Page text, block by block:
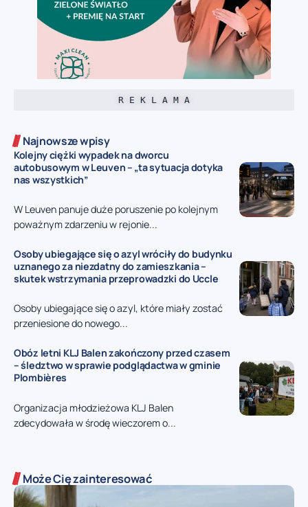
R E K L A M A
Najnowsze wpisy
Kolejny ciężki wypadek na dworcu
autobusowym w Leuven – „ta sytuacja dotyka
nas wszystkich”
W Leuven panuje duże poruszenie po kolejnym
poważnym zdarzeniu w rejonie...
Osoby ubiegające się o azyl wróciły do budynku
uznanego za niezdatny do zamieszkania –
skutek wstrzymania przeprowadzki do Uccle
Osoby ubiegające się o azyl, które miały zostać
przeniesione do nowego...
Obóz letni KLJ Balen zakończony przed czasem
– śledztwo w sprawie podglądactwa w gminie
Plombières
Organizacja młodzieżowa KLJ Balen
zdecydowała w środę wieczorem o...
Może Cię zainteresować